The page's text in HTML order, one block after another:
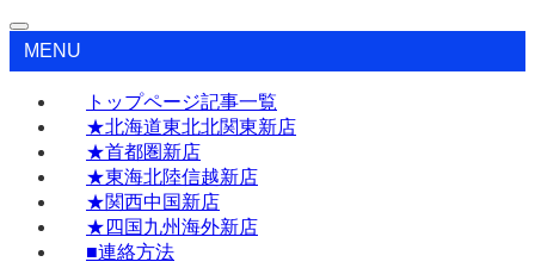
MENU
トップページ記事一覧
★北海道東北北関東新店
★首都圏新店
★東海北陸信越新店
★関西中国新店
★四国九州海外新店
■連絡方法